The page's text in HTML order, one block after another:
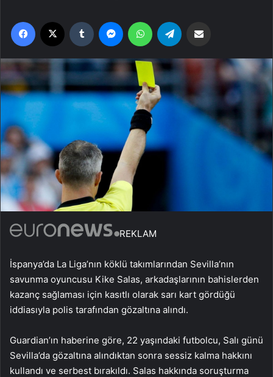
Facebook Tumblr MessengerWhatsApp
REKLAM
İspanya’da La Liga’nın köklü takımlarından Sevilla’nın
savunma oyuncusu Kike Salas, arkadaşlarının bahislerden
kazanç sağlaması için kasıtlı olarak sarı kart gördüğü
iddiasıyla polis tarafından gözaltına alındı.
Guardian’ın haberine göre, 22 yaşındaki futbolcu, Salı günü
Sevilla’da gözaltına alındıktan sonra sessiz kalma hakkını
kullandı ve serbest bırakıldı. Salas hakkında soruşturma